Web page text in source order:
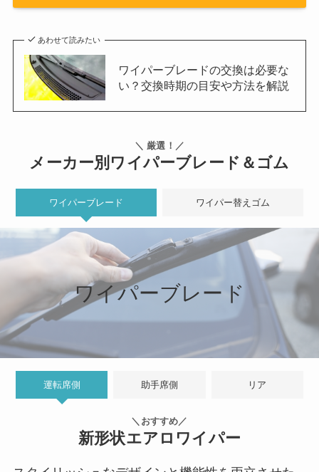
あわせて読みたい
ワイパーブレードの交換は必要な
い？交換時期の目安や方法を解説
＼ 厳選！／
メーカー別ワイパーブレード＆ゴム
ワイパーブレード ワイパー替えゴム
ワイパーブレード
運転席側 助手席側 リア
＼おすすめ／
新形状エアロワイパー